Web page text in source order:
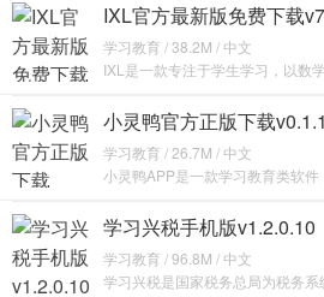
IXL官方最新版免费下载
学习教育 / 38.2M / 中文
IXL是一款专注于学生学习，以数
小灵鸭官方正版下载
学习教育 / 26.7M / 中文
小灵鸭APP是一款学习教育类软件
学习兴税手机版v1.2.0.10
学习教育 / 96.8M / 中文
学习兴税是国家税务总局为税务